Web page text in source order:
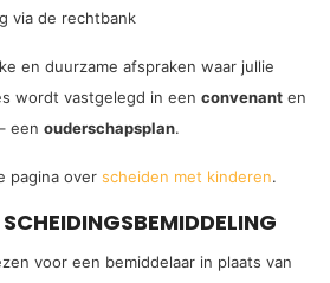
via de rechtbank
en duurzame afspraken waar jullie
wordt vastgelegd in een convenant en
een ouderschapsplan.
pagina over scheiden met kinderen.
voor een bemiddelaar in plaats van